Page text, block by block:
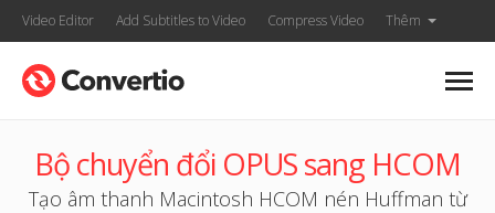
Video Editor Add Subtitles to Video Compress Video Thêm
Bộ chuyển đổi OPUS sang HCOM
Tạo âm thanh Macintosh HCOM nén Huffman từ